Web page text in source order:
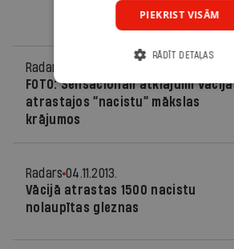
Radars
FOTO: Sensacionāli atklājumi Vācijā
atrastajos “nacistu” mākslas
krājumos
Radars 04.11.2013.
Vācijā atrastas 1500 nacistu
nolaupītas gleznas
PIEKRIST VISĀM
RĀDĪT DETAĻAS